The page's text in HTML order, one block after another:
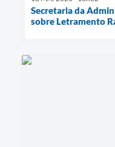
Secretaria da
sobre Letramento